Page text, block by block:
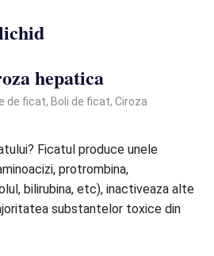
hepatica
de ficat, Boli de ficat, Ciroza
Ficatul produce unele
protrombina,
bilirubina, etc), inactiveaza alte
substantelor toxice din